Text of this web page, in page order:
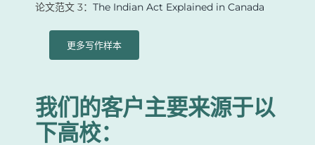
论文范文 3： The Indian Act Explained in Canada
更多写作样本
我们的客户主要来源于以
下高校：